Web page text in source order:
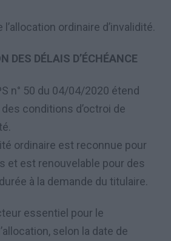
ordinaire d’invalidité.
DES DÉLAIS D’ÉCHÉANCE
n° 50 du 04/04/2020 étend
conditions d’octroi de
ordinaire est reconnue pour
et est renouvelable pour des
à la demande du titulaire.
essentiel pour le
selon la date de